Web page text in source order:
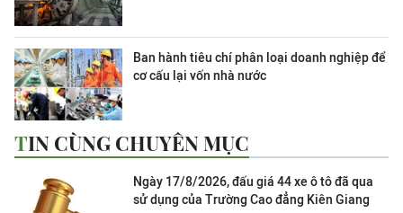
Ban hành tiêu chí phân loại doanh nghiệp để
cơ cấu lại vốn nhà nước
TIN CÙNG CHUYÊN MỤC
Ngày 17/8/2026, đấu giá 44 xe ô tô đã qua
sử dụng của Trường Cao đẳng Kiên Giang